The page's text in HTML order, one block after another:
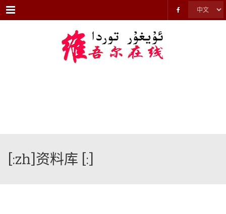
Menu
[:zh]资料库 [:]